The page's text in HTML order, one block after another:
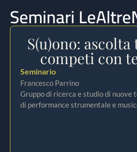
Seminari
S(u)ono: ascolta
competi con
Seminario
Francesco Parrino
Gruppo di ricerca e studio di nuove
di performance strumentale e